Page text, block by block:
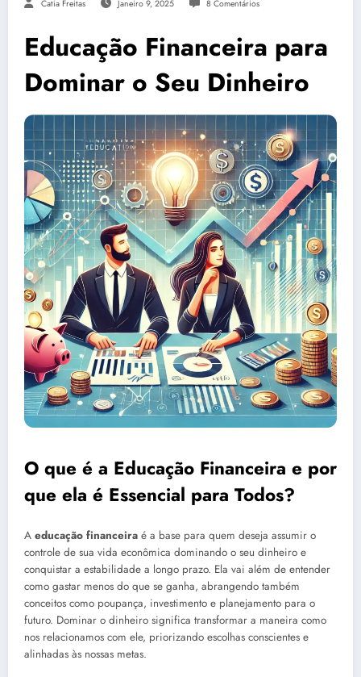
Catia Freitas Janeiro 9, 2025 8 Comentários
Educação Financeira para
Dominar o Seu Dinheiro
O que é a Educação Financeira e por
que ela é Essencial para Todos?
A educação financeira é a base para quem deseja assumir o
controle de sua vida econômica dominando o seu dinheiro e
conquistar a estabilidade a longo prazo. Ela vai além de entender
como gastar menos do que se ganha, abrangendo também
conceitos como poupança, investimento e planejamento para o
futuro. Dominar o dinheiro significa transformar a maneira como
nos relacionamos com ele, priorizando escolhas conscientes e
alinhadas às nossas metas.